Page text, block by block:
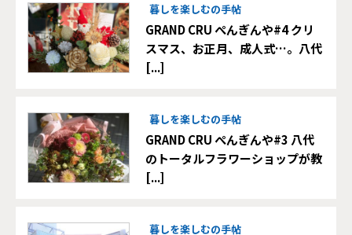
暮しを楽しむの手帖
GRAND CRU ぺんぎんや#4 クリ
スマス、お正月、成人式…。八代
[...]
暮しを楽しむの手帖
GRAND CRU ぺんぎんや#3 八代
のトータルフラワーショップが教
[...]
暮しを楽しむの手帖